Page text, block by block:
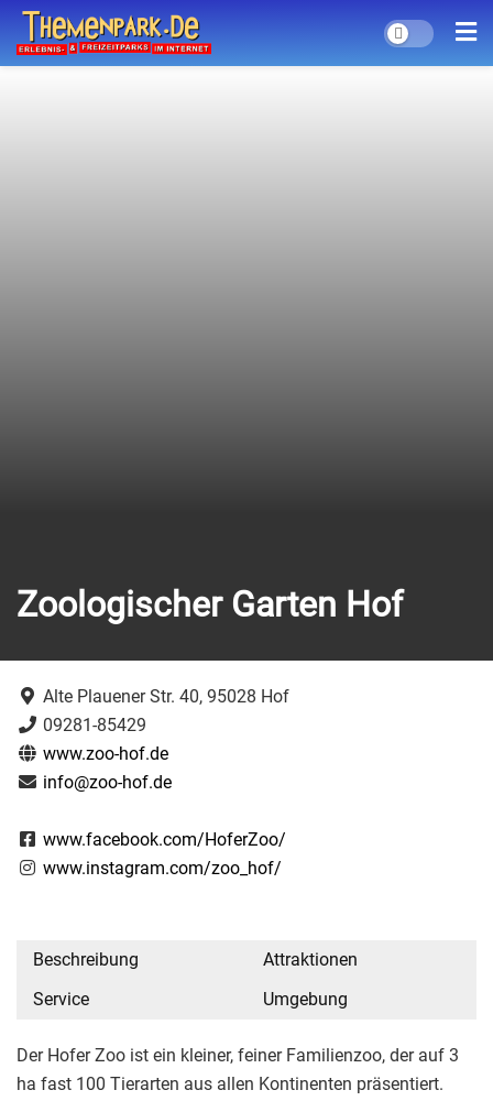
Zoologischer Garten Hof
Alte Plauener Str. 40, 95028 Hof
09281-85429
www.zoo-hof.de
info@zoo-hof.de
www.facebook.com/HoferZoo/
www.instagram.com/zoo_hof/
Beschreibung
Attraktionen
Service
Umgebung
Der Hofer Zoo ist ein kleiner, feiner Familienzoo, der auf 3
ha fast 100 Tierarten aus allen Kontinenten präsentiert.